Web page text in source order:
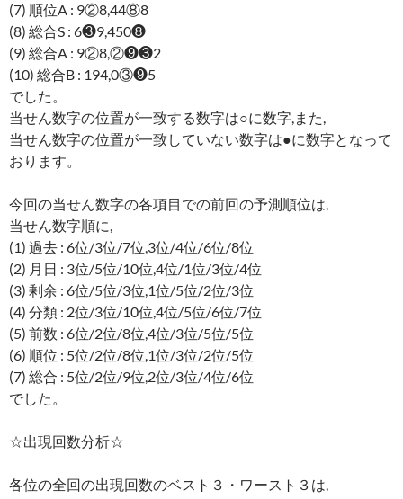
(7) 順位A : 9②8,44⑧8
(8) 総合S : 6❸9,450❽
(9) 総合A : 9②8,②❾❸2
(10) 総合B : 194,0③❾5
でした。
当せん数字の位置が一致する数字は○に数字,また,
当せん数字の位置が一致していない数字は●に数字となって
おります。
今回の当せん数字の各項目での前回の予測順位は,
当せん数字順に,
(1) 過去 : 6位/3位/7位,3位/4位/6位/8位
(2) 月日 : 3位/5位/10位,4位/1位/3位/4位
(3) 剰余 : 6位/5位/3位,1位/5位/2位/3位
(4) 分類 : 2位/3位/10位,4位/5位/6位/7位
(5) 前数 : 6位/2位/8位,4位/3位/5位/5位
(6) 順位 : 5位/2位/8位,1位/3位/2位/5位
(7) 総合 : 5位/2位/9位,2位/3位/4位/6位
でした。
☆出現回数分析☆
各位の全回の出現回数のベスト３・ワースト３は,